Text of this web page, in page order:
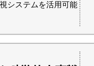
システムを活用可能